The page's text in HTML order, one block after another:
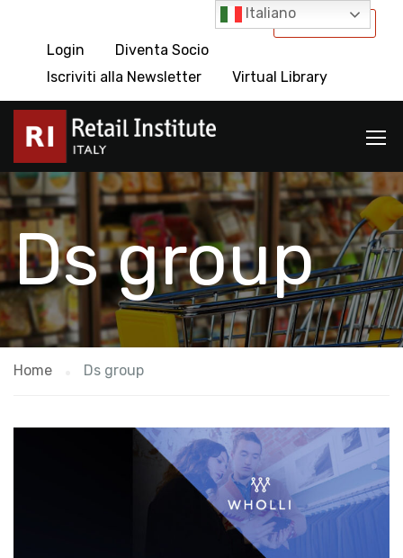
International
Login
Diventa Socio
Iscriviti alla Newsletter
Virtual Library
Ds group
Home Ds group
Italiano